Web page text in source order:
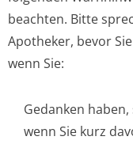
beachten. Bitte
Apotheker, bevor
wenn Sie:
Gedanken
wenn Sie kurz